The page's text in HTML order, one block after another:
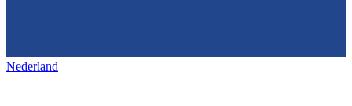
Nederland